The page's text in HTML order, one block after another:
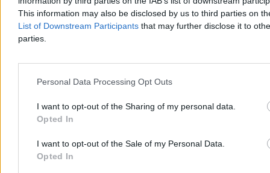
This information may also be disclosed by us to third parties on
List of Downstream Participants that may further disclose it to
parties.
Personal Data Processing Opt Outs
I want to opt-out of the Sharing of my personal data.
Opted In
I want to opt-out of the Sale of my Personal Data.
Opted In
działania,by Romanowskiego do Ameryki ściągnąć. Jeśli poseł
PiS nie jest jeszcze w Stanach, w jego interesie jest za wszelką cenę
Umówmy się, aresztowanie korespondenta będącego dopiero w
drodze na placówkę byłoby katastrofą.